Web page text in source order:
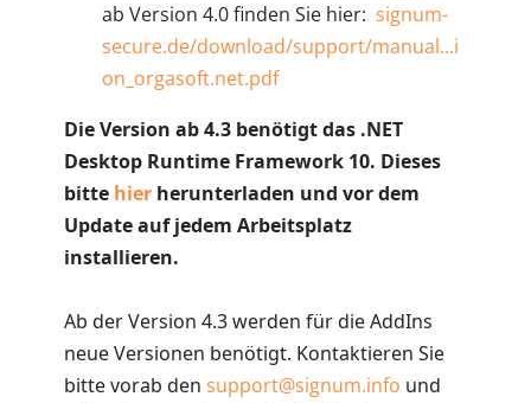
ab Version 4.0 finden Sie hier: signum-
secure.de/download/support/manual...i
on_orgasoft.net.pdf
Die Version ab 4.3 benötigt das .NET
Desktop Runtime Framework 10. Dieses
bitte hier herunterladen und vor dem
Update auf jedem Arbeitsplatz
installieren.
Ab der Version 4.3 werden für die AddIns
neue Versionen benötigt. Kontaktieren Sie
bitte vorab den support@signum.info und